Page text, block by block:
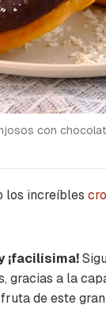
con
los increíbles
¡facilísima!
gracias a la
de este